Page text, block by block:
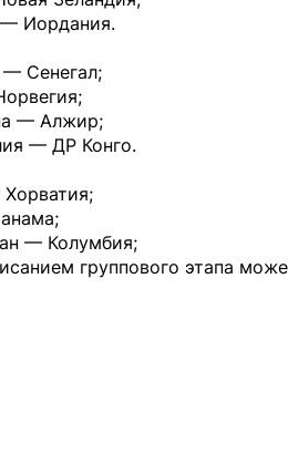
Иордания.
Сенегал;
— Алжир;
— ДР Конго.
— Колумбия;
группового этапа